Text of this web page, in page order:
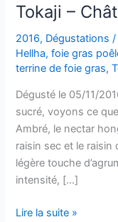
Tokaji –
2016, Dégustations
Hellha,foie gras
terrine de foie gras,
Dégusté le 05/11/
sucré, voyons ce
Ambré, le nectar
raisin sec et le raisin
légère touche
intensité, […]
Tokaji
Lire la suite »